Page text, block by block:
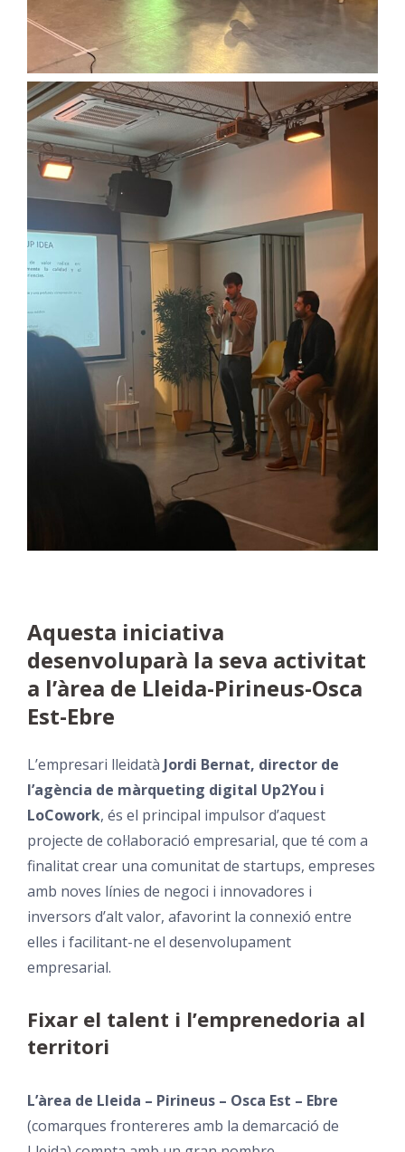
Aquesta iniciativa
desenvoluparà la seva activitat
a l’àrea de Lleida-Pirineus-Osca
Est-Ebre
L’empresari lleidatà Jordi Bernat, director de
l’agència de màrqueting digital Up2You i
LoCowork, és el principal impulsor d’aquest
projecte de col·laboració empresarial, que té com a
finalitat crear una comunitat de startups, empreses
amb noves línies de negoci i innovadores i
inversors d’alt valor, afavorint la connexió entre
elles i facilitant-ne el desenvolupament
empresarial.
Fixar el talent i l’emprenedoria al
territori
L’àrea de Lleida – Pirineus – Osca Est – Ebre
(comarques frontereres amb la demarcació de